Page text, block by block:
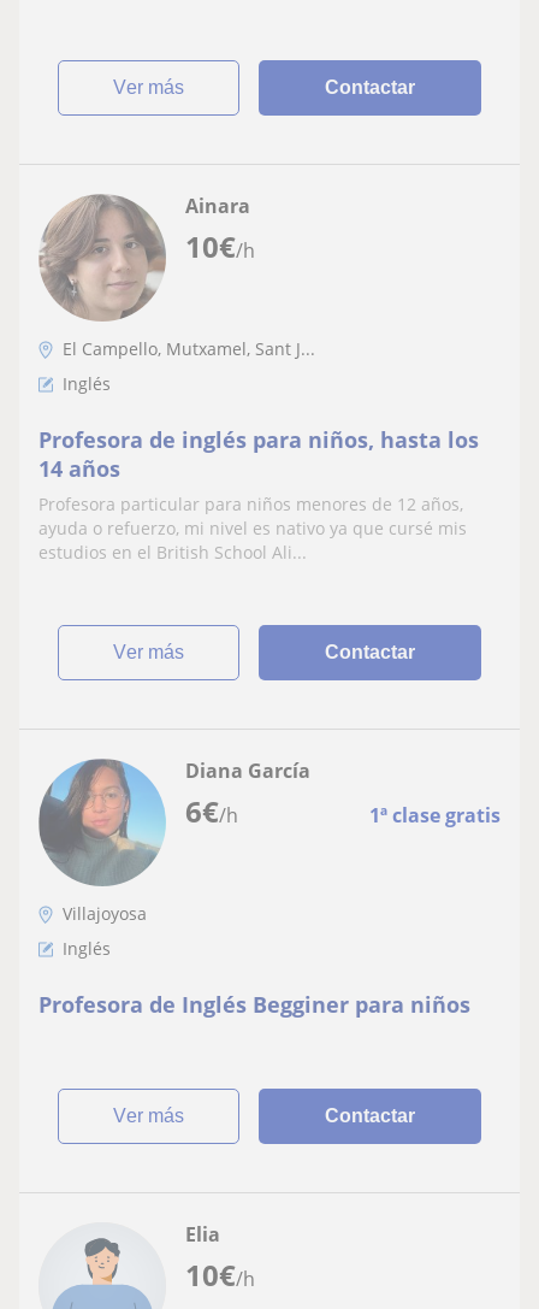
ver más Contactar
10€/h
Ainara
El Campello, Mutxamel, Sant J...
Inglés
Profesora de inglés para niños, hasta los
14 años
Profesora particular para niños menores de 12 años,
ayuda o refuerzo, mi nivel es nativo ya que cursé mis
estudios en el British School Ali...
ver más Contactar
6€/h 1ª clase gratis
Diana García
Villajoyosa
Inglés
Profesora de Inglés Begginer para niños
ver más Contactar
10€/h
Elia